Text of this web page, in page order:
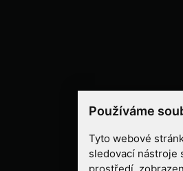
Používáme
Tyto webové
sledovací nástroje